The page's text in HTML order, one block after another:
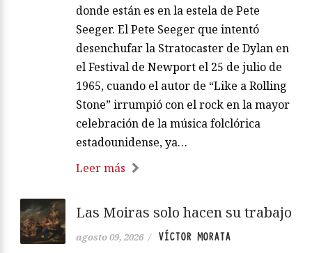
donde están es en la estela de Pete
Seeger. El Pete Seeger que intentó
desenchufar la Stratocaster de Dylan en
el Festival de Newport el 25 de julio de
1965, cuando el autor de “Like a Rolling
Stone” irrumpió con el rock en la mayor
celebración de la música folclórica
estadounidense, ya…
Leer más
Las Moiras solo hacen su trabajo
agosto 09, 2026 / VÍCTOR MORATA